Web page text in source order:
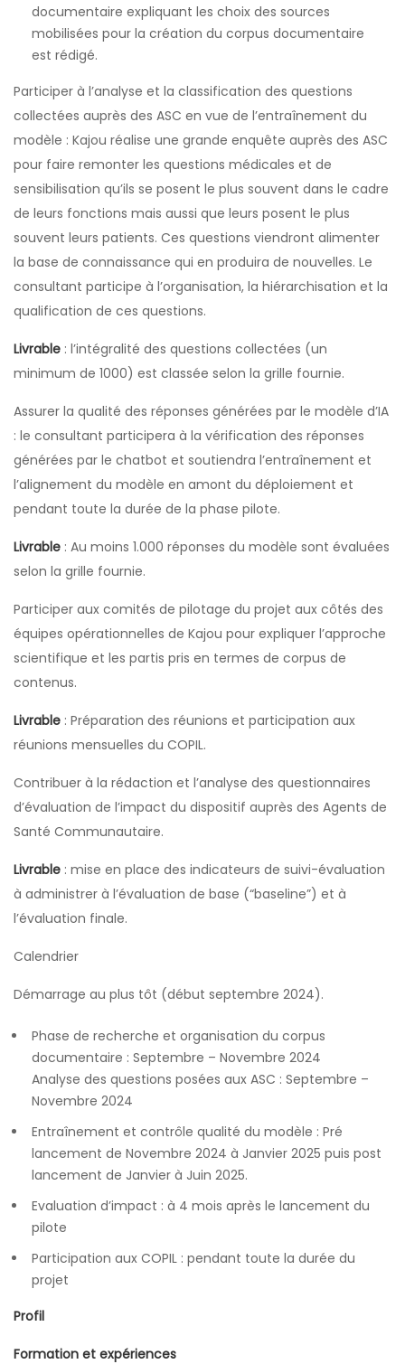
documentaire expliquant les choix des sources
mobilisées pour la création du corpus documentaire
est rédigé.
Participer à l’analyse et la classification des questions
collectées auprès des ASC en vue de l’entraînement du
modèle : Kajou réalise une grande enquête auprès des ASC
pour faire remonter les questions médicales et de
sensibilisation qu’ils se posent le plus souvent dans le cadre
de leurs fonctions mais aussi que leurs posent le plus
souvent leurs patients. Ces questions viendront alimenter
la base de connaissance qui en produira de nouvelles. Le
consultant participe à l’organisation, la hiérarchisation et la
qualification de ces questions.
Livrable : l’intégralité des questions collectées (un
minimum de 1000) est classée selon la grille fournie.
Assurer la qualité des réponses générées par le modèle d’IA
: le consultant participera à la vérification des réponses
générées par le chatbot et soutiendra l’entraînement et
l’alignement du modèle en amont du déploiement et
pendant toute la durée de la phase pilote.
Livrable : Au moins 1.000 réponses du modèle sont évaluées
selon la grille fournie.
Participer aux comités de pilotage du projet aux côtés des
équipes opérationnelles de Kajou pour expliquer l’approche
scientifique et les partis pris en termes de corpus de
contenus.
Livrable : Préparation des réunions et participation aux
réunions mensuelles du COPIL.
Contribuer à la rédaction et l’analyse des questionnaires
d’évaluation de l’impact du dispositif auprès des Agents de
Santé Communautaire.
Livrable : mise en place des indicateurs de suivi-évaluation
à administrer à l’évaluation de base (“baseline”) et à
l’évaluation finale.
Calendrier
Démarrage au plus tôt (début septembre 2024).
Phase de recherche et organisation du corpus
documentaire : Septembre – Novembre 2024
Analyse des questions posées aux ASC : Septembre –
Novembre 2024
Entraînement et contrôle qualité du modèle : Pré
lancement de Novembre 2024 à Janvier 2025 puis post
lancement de Janvier à Juin 2025.
Evaluation d’impact : à 4 mois après le lancement du
pilote
Participation aux COPIL : pendant toute la durée du
projet
Profil
Formation et expériences